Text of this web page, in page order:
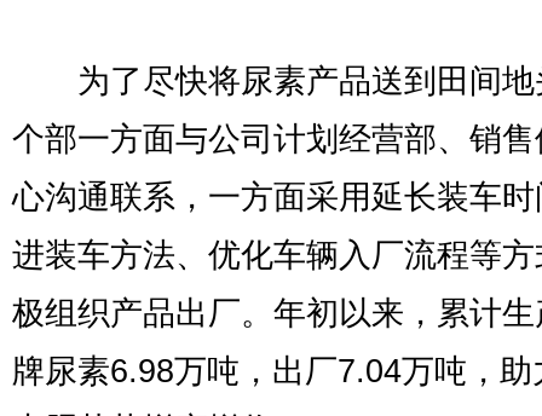
为了尽快将尿素产品送到田间地
个部一方面与公司计划经营部、销
心沟通联系，一方面采用延长装车
进装车方法、优化车辆入厂流程等
极组织产品出厂。年初以来，累计
牌尿素6.98万吨，出厂7.04万吨，助